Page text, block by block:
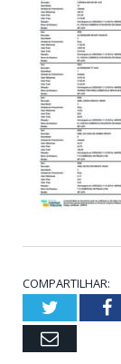
COMPARTILHAR:
Twitter
Email